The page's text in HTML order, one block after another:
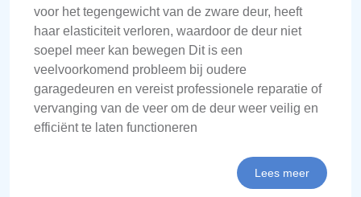
voor het tegengewicht van de zware deur, heeft
haar elasticiteit verloren, waardoor de deur niet
soepel meer kan bewegen Dit is een
veelvoorkomend probleem bij oudere
garagedeuren en vereist professionele reparatie of
vervanging van de veer om de deur weer veilig en
efficiënt te laten functioneren
Lees meer